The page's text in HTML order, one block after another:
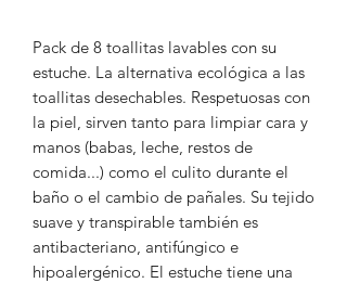
Pack de 8 toallitas lavables con su
estuche. La alternativa ecológica a las
toallitas desechables. Respetuosas con
la piel, sirven tanto para limpiar cara y
manos (babas, leche, restos de
comida...) como el culito durante el
baño o el cambio de pañales. Su tejido
suave y transpirable también es
antibacteriano, antifúngico e
hipoalergénico. El estuche tiene una